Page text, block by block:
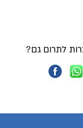
לתרום גם?